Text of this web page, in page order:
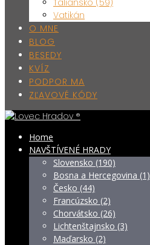
Taliansko (59)
Vatikán
O MNE
BLOG
BESEDY
KVÍZ
PODPOR MA
ZĽAVOVÉ KÓDY
Home
NAVŠTÍVENÉ HRADY
Slovensko (190)
Bosna a Hercegovina (1)
Česko (44)
Francúzsko (2)
Chorvátsko (26)
Lichtenštajnsko (3)
Maďarsko (2)